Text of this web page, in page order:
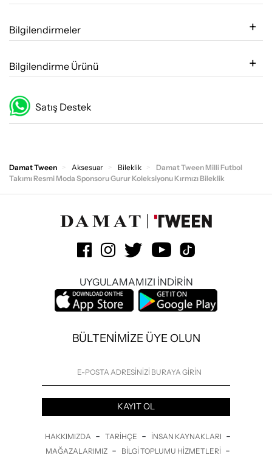
Bilgilendirmeler
Bilgilendirme Ürünü
Satış Destek
Damat Tween Aksesuar Bileklik
Damat Tween Milli Futbol
Takımı Resmi Moda Sponsoru Gurur Koleksiyonu Kırmızı Bileklik
UYGULAMAMIZI İNDİRİN
BÜLTENİMİZE ÜYE OLUN
KAYIT OL
HAKKIMIZDA - TARIHÇE - İNSAN KAYNAKLARI -
MAĞAZALARIMIZ - BILGI TOPLUMU HIZMETLERI -